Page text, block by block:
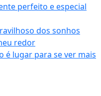
perfeito e especial
dos sonhos
redor
é lugar para se ver mais